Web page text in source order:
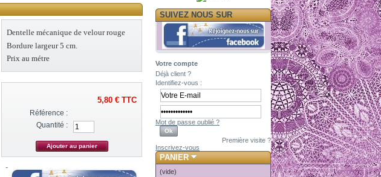
Dentelle mécanique de velour rouge
Bordure largeur 5 cm.
Prix au métre
5,80 €TTC
Référence :
Quantité :
SUIVEZ NOUS SUR
Votre compte
Déjà client ?
Identifiez-vous :
Mot de passe oublié ?
Première visite ?
Inscrivez-vous
PANIER
(vide)